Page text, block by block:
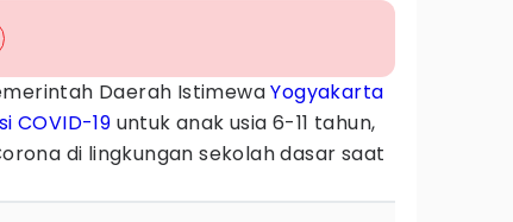
Daerah IstimewaYogyakarta
COVID-19 untuk anak usia 6-11 tahun,
di lingkungan sekolah dasar saat